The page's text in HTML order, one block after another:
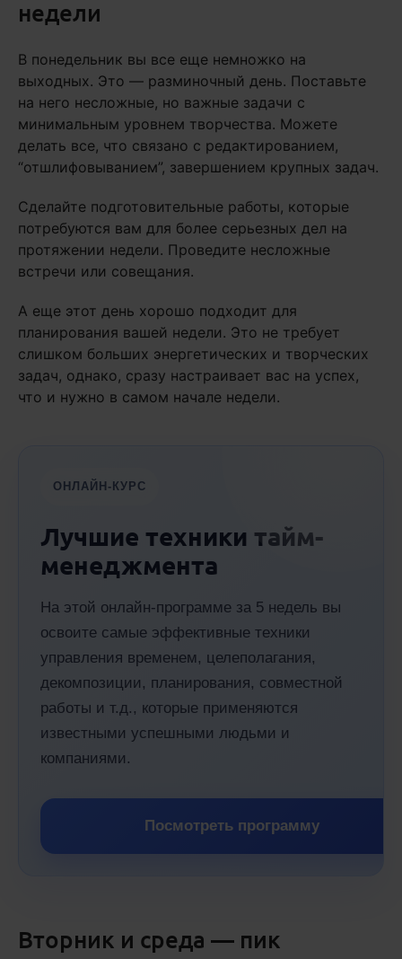
недели
В понедельник вы все еще немножко на
выходных. Это — разминочный день. Поставьте
на него несложные, но важные задачи с
минимальным уровнем творчества. Можете
делать все, что связано с редактированием,
“отшлифовыванием”, завершением крупных задач.
Сделайте подготовительные работы, которые
потребуются вам для более серьезных дел на
протяжении недели. Проведите несложные
встречи или совещания.
А еще этот день хорошо подходит для
планирования вашей недели. Это не требует
слишком больших энергетических и творческих
задач, однако, сразу настраивает вас на успех,
что и нужно в самом начале недели.
ОНЛАЙН-КУРС
Лучшие техники тайм-
менеджмента
На этой онлайн-программе за 5 недель вы
освоите самые эффективные техники
управления временем, целеполагания,
декомпозиции, планирования, совместной
работы и т.д., которые применяются
известными успешными людьми и
компаниями.
Посмотреть программу
Вторник и среда — пик